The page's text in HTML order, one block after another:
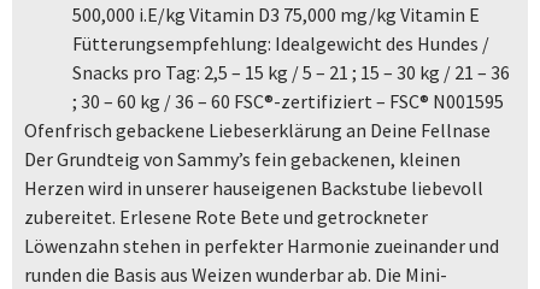
500,000 i.E/kg Vitamin D3 75,000 mg/kg Vitamin E
Fütterungsempfehlung: Idealgewicht des Hundes /
Snacks pro Tag: 2,5 – 15 kg / 5 – 21 ; 15 – 30 kg / 21 – 36
; 30 – 60 kg / 36 – 60 FSC®-zertifiziert – FSC® N001595
Ofenfrisch gebackene Liebeserklärung an Deine Fellnase
Der Grundteig von Sammy’s fein gebackenen, kleinen
Herzen wird in unserer hauseigenen Backstube liebevoll
zubereitet. Erlesene Rote Bete und getrockneter
Löwenzahn stehen in perfekter Harmonie zueinander und
runden die Basis aus Weizen wunderbar ab. Die Mini-